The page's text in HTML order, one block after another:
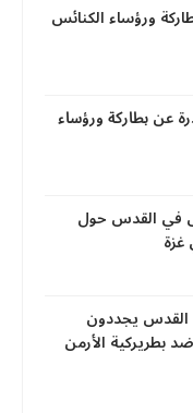
القيامة 2026 - بطاركة ورؤساء الكنائس
الميلاد ٢٠٢٥ صادرة عن ﺑﻄﺎرﻛﺔ ورؤﺳﺎء
في القدس حول
غزة
القدس يجددون
بطريركية الأرمن